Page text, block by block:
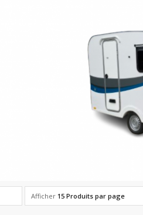
Afficher 15 Produits par page